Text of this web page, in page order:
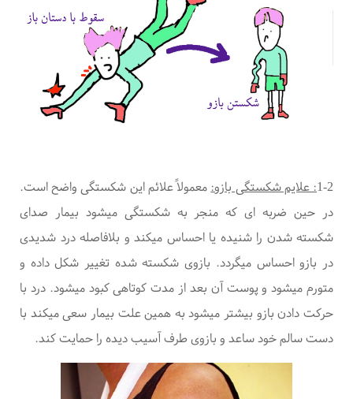
1-2: علایم شکستگی بازو: معمولاً علائم این شکستگی واضح است.
در حین ضربه ای که منجر به شکستگی میشود بیمار صدای
شکسته شدن را شنیده یا احساس میکند و بلافاصله درد شدیدی
در بازو احساس میگردد. بازوی شکسته شده تغییر شکل داده و
متورم میشود و پوست آن بعد از مدت کوتاهی کبود میشود. درد با
حرکت دادن بازو بیشتر میشود به همین علت بیمار سعی میکند با
دست سالم خود ساعد و بازوی طرف آسیب دیده را حمایت کند.